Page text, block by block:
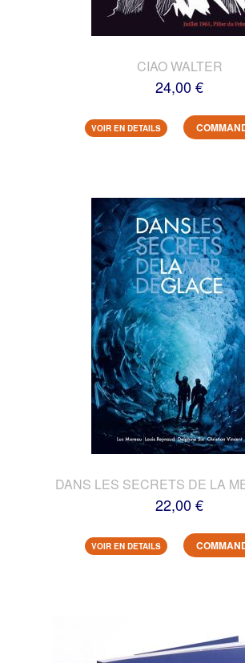
CIAO WALTER
24,00 €
VOIR EN DETAILS
DANS LES SECRETS DE LA
22,00 €
VOIR EN DETAILS